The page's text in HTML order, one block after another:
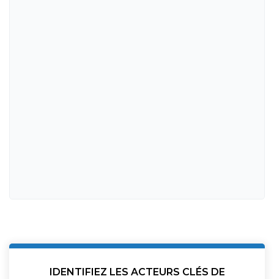
IDENTIFIEZ LES ACTEURS CLÉS DE